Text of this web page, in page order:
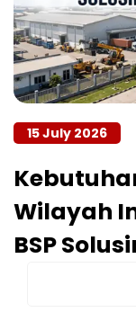
15 July 2026
Wilayah
BSP